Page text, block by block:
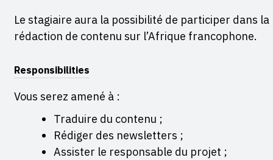
Le stagiaire aura la possibilité de participer dans la
rédaction de contenu sur l’Afrique francophone.
Responsibilities
Vous serez amené à :
Traduire du contenu ;
Rédiger des newsletters ;
Assister le responsable du projet ;